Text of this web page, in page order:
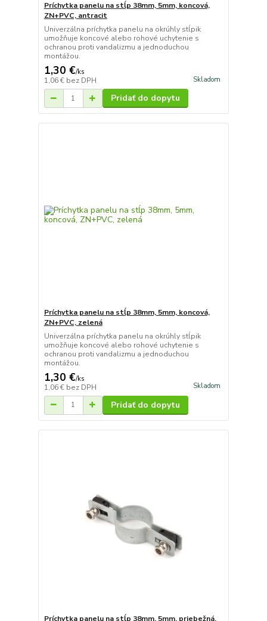
Príchytka panelu na stĺp 38mm, 5mm, koncová,
ZN+PVC, antracit
Univerzálna príchytka panelu na okrúhly stĺpik
umožňuje koncové alebo rohové uchytenie s
ochranou proti vandalizmu a jednoduchou
montážou.
1,30 €/ks
1,06 € bez DPH Skladom
Pridať do dopytu
Príchytka panelu na stĺp 38mm, 5mm, koncová,
ZN+PVC, zelená
Univerzálna príchytka panelu na okrúhly stĺpik
umožňuje koncové alebo rohové uchytenie s
ochranou proti vandalizmu a jednoduchou
montážou.
1,30 €/ks
1,06 € bez DPH Skladom
Pridať do dopytu
Príchytka panelu na stĺp 38mm, 5mm, priebežná,